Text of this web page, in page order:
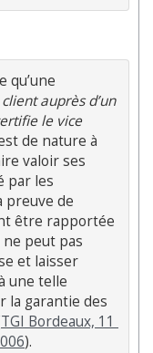
qu’une
auprès d’un
le vice
de nature à
valoir ses
par les
preuve de
être rapportée
peut pas
et laisser
une telle
la garantie des
TGI Bordeaux, 11
).